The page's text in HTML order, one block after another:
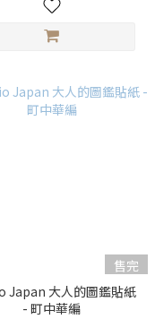
售完
Japan 大人的圖鑑貼紙
- 町中華編